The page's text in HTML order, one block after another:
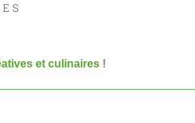
et culinaires !